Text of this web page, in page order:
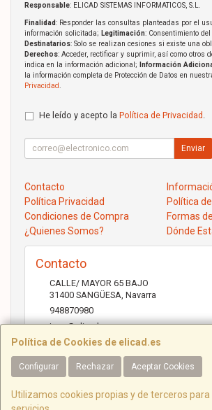
Política de Cookies de elicad.es
Configurar Rechazar Aceptar Cookies
Utilizamos cookies propias y de terceros
Responsable: ELICAD SISTEMAS INFORMATICOS, S.L.
Finalidad: Responder las consultas planteadas por el
información solicitada; Legitimación: Consentimiento
Destinatarios: Solo se realizan cesiones si existe una
Derechos: Acceder, rectificar y suprimir, así como otros
indica en la información adicional;
Información
la información completa de Protección de Datos en
Privacidad
He leído y acepto la Política de Privacidad
Enviar
Contacto
Política Privacidad
Política
Condiciones de Compra
Formas
¿Quienes Somos?
Dónde
Contacto
CALLE/ MAYOR 65 BAJO
31400 SANGÜESA Navarra
948870980
jose@elicad.com
Horario
Lunes a Viernes 9:30 a 20:00 Sábados 10.00